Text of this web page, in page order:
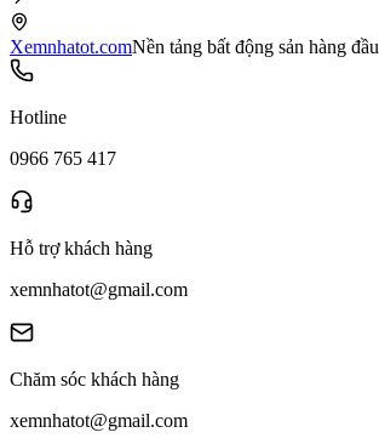
Xemnhatot.comNền tảng bất động sản hàng đầu
Hotline
0966 765 417
Hỗ trợ khách hàng
xemnhatot@gmail.com
Chăm sóc khách hàng
xemnhatot@gmail.com